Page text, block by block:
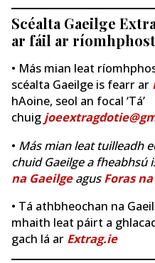
Scéalta Gaeilge
ar fáil ar
• Más mian leat
scéalta Gaeilge is fearr ar
hAoine, seol an focal ‘Tá’
chuig
• Más mian leat tuilleadh
chuid Gaeilge a fheabhsú
na GaeilgeagusForas
• Tá athbheochan na
mhaith leat páirt a
gach lá ar Extrag.ie